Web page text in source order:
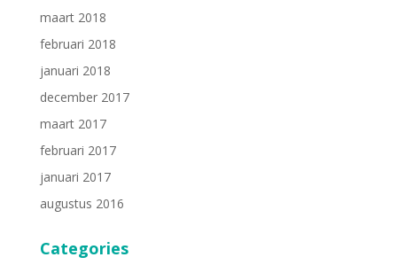
maart 2018
februari 2018
januari 2018
december 2017
maart 2017
februari 2017
januari 2017
augustus 2016
Categories